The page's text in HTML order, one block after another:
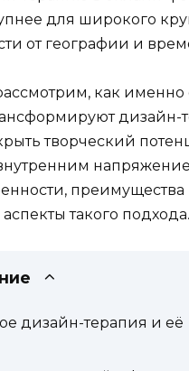
для широкого
от географии и
как
дизайн-
творческий
преимущества
такого подхода.
дизайн-терапия и её